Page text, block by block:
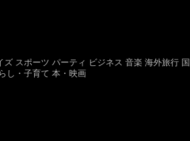
ズ スポーツ パーティ ビジネス 音楽 海外旅行 国
し・子育て 本・映画